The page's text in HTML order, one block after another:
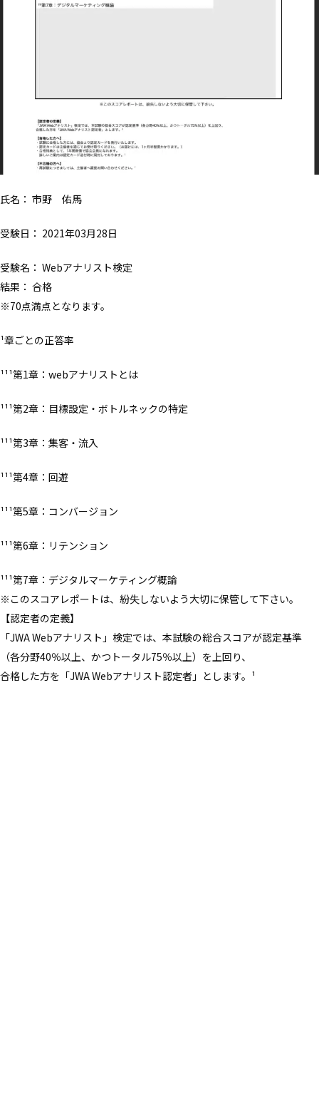
氏名： 市野 佑馬
受験日： 2021年03月28日
受験名： Webアナリスト検定
結果： 合格
※70点満点となります。
¹章ごとの正答率
¹¹¹第1章：webアナリストとは
¹¹¹第2章：目標設定・ボトルネックの特定
¹¹¹第3章：集客・流入
¹¹¹第4章：回遊
¹¹¹第5章：コンバージョン
¹¹¹第6章：リテンション
¹¹¹第7章：デジタルマーケティング概論
※このスコアレポートは、紛失しないよう大切に保管して下さい。
【認定者の定義】
「JWA Webアナリスト」検定では、本試験の総合スコアが認定基準
（各分野40％以上、かつトータル75％以上）を上回り、
合格した方を「JWA Webアナリスト認定者」とします。¹